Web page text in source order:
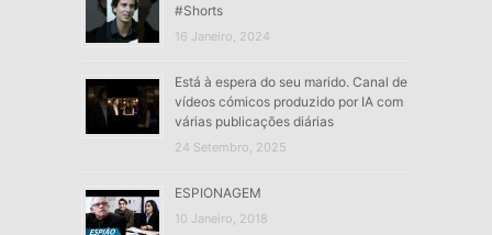
#Shorts
16 Janeiro, 2024
Está à espera do seu marido. Canal de
vídeos cómicos produzido por IA com
várias publicações diárias
24 Setembro, 2025
ESPIONAGEM
10 Janeiro, 2018